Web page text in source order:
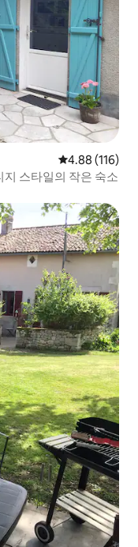
평점 4.88점(5
4.88 (116)
스타일의 작은 숙소